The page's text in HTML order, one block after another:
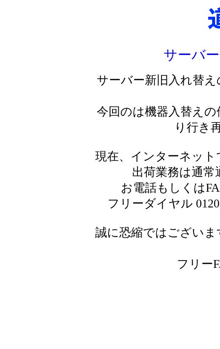
サーバ
サーバー新旧入れ替
今回のは機器入替え
り行き
現在、インターネッ
出荷業務は通
お電話もしくは
フリーダイヤル
誠に恐縮ではござい
フリー